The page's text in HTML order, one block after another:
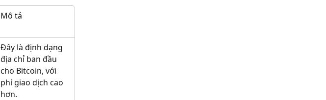
Mô tả
Đây là định dạng
địa chỉ ban đầu
cho Bitcoin, với
phí giao dịch cao
hơn.